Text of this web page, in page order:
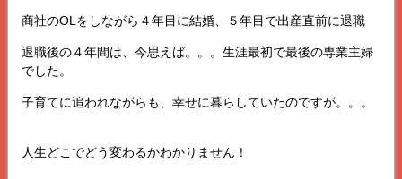
商社のOLをしながら４年目に結婚、５年目で出産直前に退職
退職後の４年間は、今思えば。。。生涯最初で最後の専業主婦
でした。
子育てに追われながらも、幸せに暮らしていたのですが。。。
人生どこでどう変わるかわかりません！